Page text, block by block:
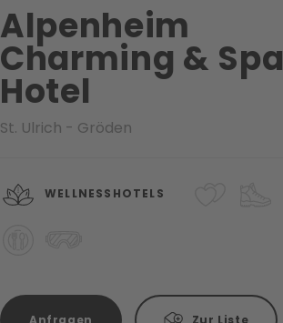
Alpenheim
Charming & Spa
Hotel
St. Ulrich - Gröden
WELLNESSHOTELS
Anfragen Zur Liste